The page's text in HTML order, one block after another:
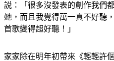
説：「很多沒發表的創作我們
她，而且我覺得萬一真不好聽
首歌變得超好聽！」
家家除在明年初帶來《輕輕許